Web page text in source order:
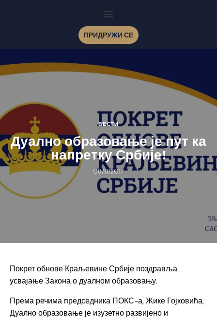
ПРИДРУЖИ СЕ
ВЕСТИ
Дуално образовање је пут ка
напретку Србије!
08/11/2017
Покрет обнове Краљевине Србије поздравља
усвајање Закона о дуалном образовању.
Према речима председника ПОКС-а, Жике Гојковића,
Дуално образовање је изузетно развијено и